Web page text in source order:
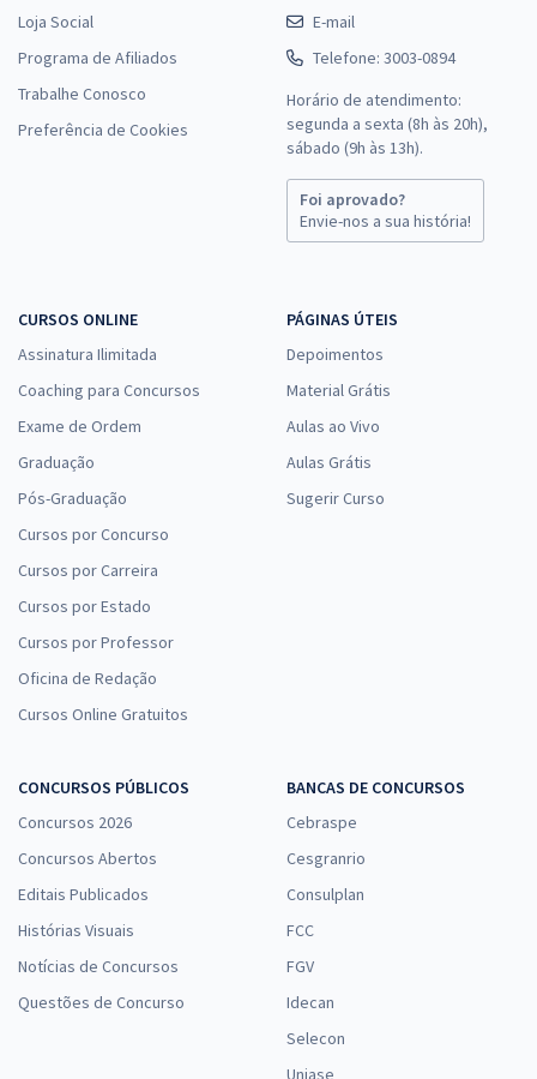
Loja Social
Programa de Afiliados
Trabalhe Conosco
Preferência de Cookies
E-mail
Telefone: 3003-0894
Horário de atendimento:
segunda a sexta (8h às 20h),
sábado (9h às 13h).
Foi aprovado?
Envie-nos a sua história!
CURSOS ONLINE
Assinatura Ilimitada
Coaching para Concursos
Exame de Ordem
Graduação
Pós-Graduação
Cursos por Concurso
Cursos por Carreira
Cursos por Estado
Cursos por Professor
Oficina de Redação
Cursos Online Gratuitos
PÁGINAS ÚTEIS
Depoimentos
Material Grátis
Aulas ao Vivo
Aulas Grátis
Sugerir Curso
CONCURSOS PÚBLICOS
Concursos 2026
Concursos Abertos
Editais Publicados
Histórias Visuais
Notícias de Concursos
Questões de Concurso
BANCAS DE CONCURSOS
Cebraspe
Cesgranrio
Consulplan
FCC
FGV
Idecan
Selecon
Uniase